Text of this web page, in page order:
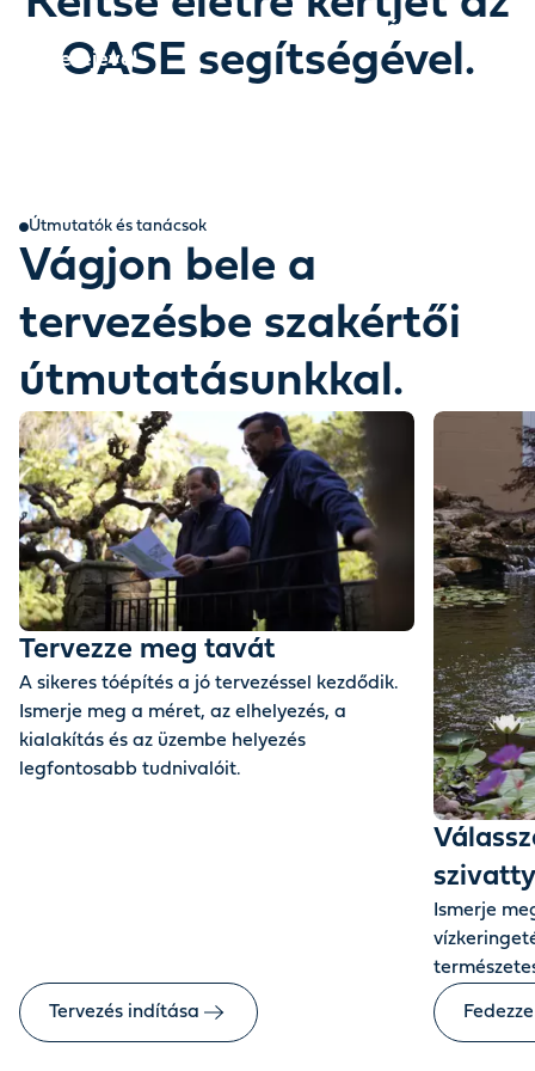
OASE segítségével.
Fedezze fel, hogyan varázsolhatja újjá kertjét a
víz erejével.
Útmutatók és tanácsok
Vágjon bele a
tervezésbe szakértői
útmutatásunkkal.
Tervezze meg tavát
A sikeres tóépítés a jó tervezéssel kezdődik.
Ismerje meg a méret, az elhelyezés, a
kialakítás és az üzembe helyezés
legfontosabb tudnivalóit.
Tervezés indítása
Ismerje